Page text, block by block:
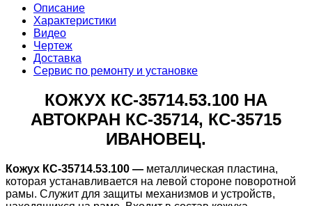
Описание
Характеристики
Видео
Чертеж
Доставка
Сервис по ремонту и установке
КОЖУХ КС-35714.53.100 НА
АВТОКРАН КС-35714, КС-35715
ИВАНОВЕЦ.
Кожух КС-35714.53.100 — металлическая пластина,
которая устанавливается на левой стороне поворотной
рамы. Служит для защиты механизмов и устройств,